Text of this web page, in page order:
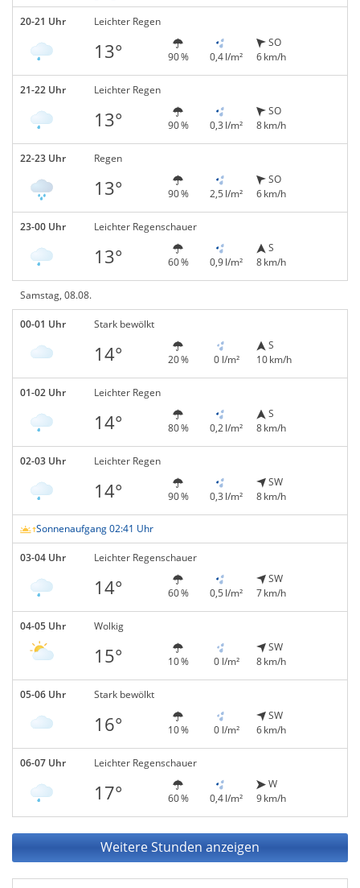
20-21 Uhr Leichter Regen
13° 90 % 0,4 l/m²
SO
6 km/h
21-22 Uhr Leichter Regen
13° 90 % 0,3 l/m²
SO
8 km/h
22-23 Uhr Regen
13° 90 % 2,5 l/m²
SO
6 km/h
23-00 Uhr Leichter Regenschauer
13° 60 % 0,9 l/m²
S
8 km/h
Samstag, 08.08.
00-01 Uhr Stark bewölkt
14° 20 % 0 l/m²
S
10 km/h
01-02 Uhr Leichter Regen
14° 80 % 0,2 l/m²
S
8 km/h
02-03 Uhr Leichter Regen
14° 90 % 0,3 l/m²
SW
8 km/h
Sonnenaufgang 02:41 Uhr
03-04 Uhr Leichter Regenschauer
14° 60 % 0,5 l/m²
SW
7 km/h
04-05 Uhr Wolkig
15° 10 % 0 l/m²
SW
8 km/h
05-06 Uhr Stark bewölkt
16° 10 % 0 l/m²
SW
6 km/h
06-07 Uhr Leichter Regenschauer
17° 60 % 0,4 l/m²
W
9 km/h
Weitere Stunden anzeigen